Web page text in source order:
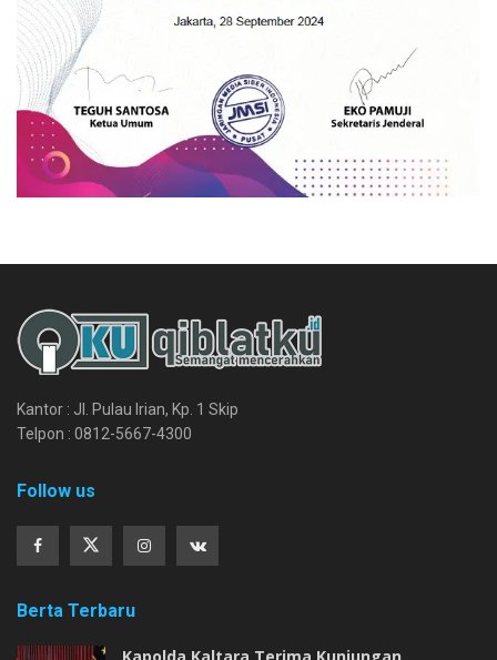
Kantor : Jl. Pulau Irian, Kp. 1 Skip
Telpon : 0812-5667-4300
Follow us
Berta Terbaru
Kapolda Kaltara Terima Kunjungan